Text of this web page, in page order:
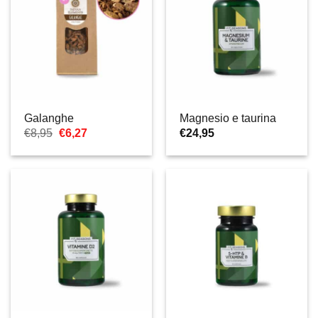
Galanghe
€8,95 Il
originale
€6,27Il
attuale
Magnesio e taurina
€24,95